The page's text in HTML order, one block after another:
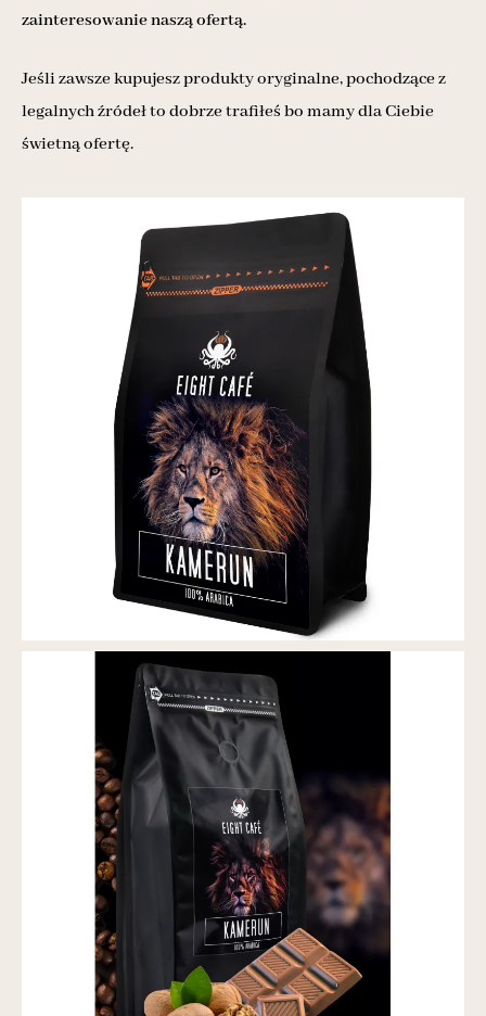
zainteresowanie naszą ofertą.
Jeśli zawsze kupujesz produkty oryginalne, pochodzące z
legalnych źródeł to dobrze trafiłeś bo mamy dla Ciebie
świetną ofertę.